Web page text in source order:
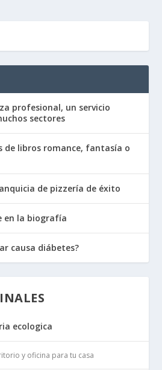
profesional, un servicio
sectores
de libros romance, fantasía o
de pizzería de éxito
en la biografía
causa diábetes?
ecologica
y oficina para tu casa